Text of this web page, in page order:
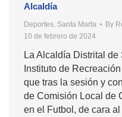
Alcaldía
Deportes, Santa Marta By
10 de febrero de 2024
La Alcaldía Distrital de
Instituto de
que tras la sesión y
de Comisión Local de
en el Futbol, de cara